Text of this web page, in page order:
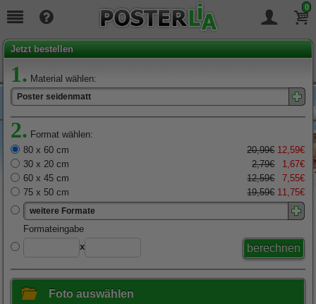
0
Seit19Jahren täglich für Sie da!
Jetzt bestellen
1. Material wählen:
Poster seidenmatt
2. Format wählen:
80 x 60 cm
20,99€ 12,59€
30 x 20 cm
2,79€
1,67€
60 x 45 cm
12,59€
7,55€
75 x 50 cm
19,59€ 11,75€
weitere Formate
x
Foto auswählen